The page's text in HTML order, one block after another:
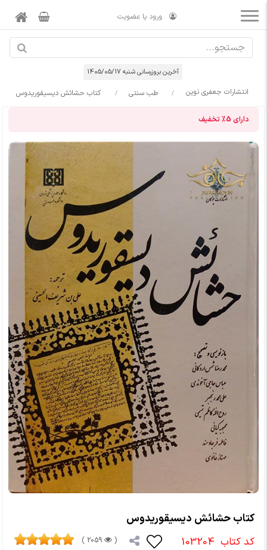
ورود یا عضویت
آخرین بروزرسانی شنبه 1405/05/17
انتشارات جعفری نوین طب سنتی کتاب حشائش دیسیقوریدوس
دارای 5% تخفیف
کتاب حشائش دیسیقوریدوس
کد کتاب 103204
(
2059 )